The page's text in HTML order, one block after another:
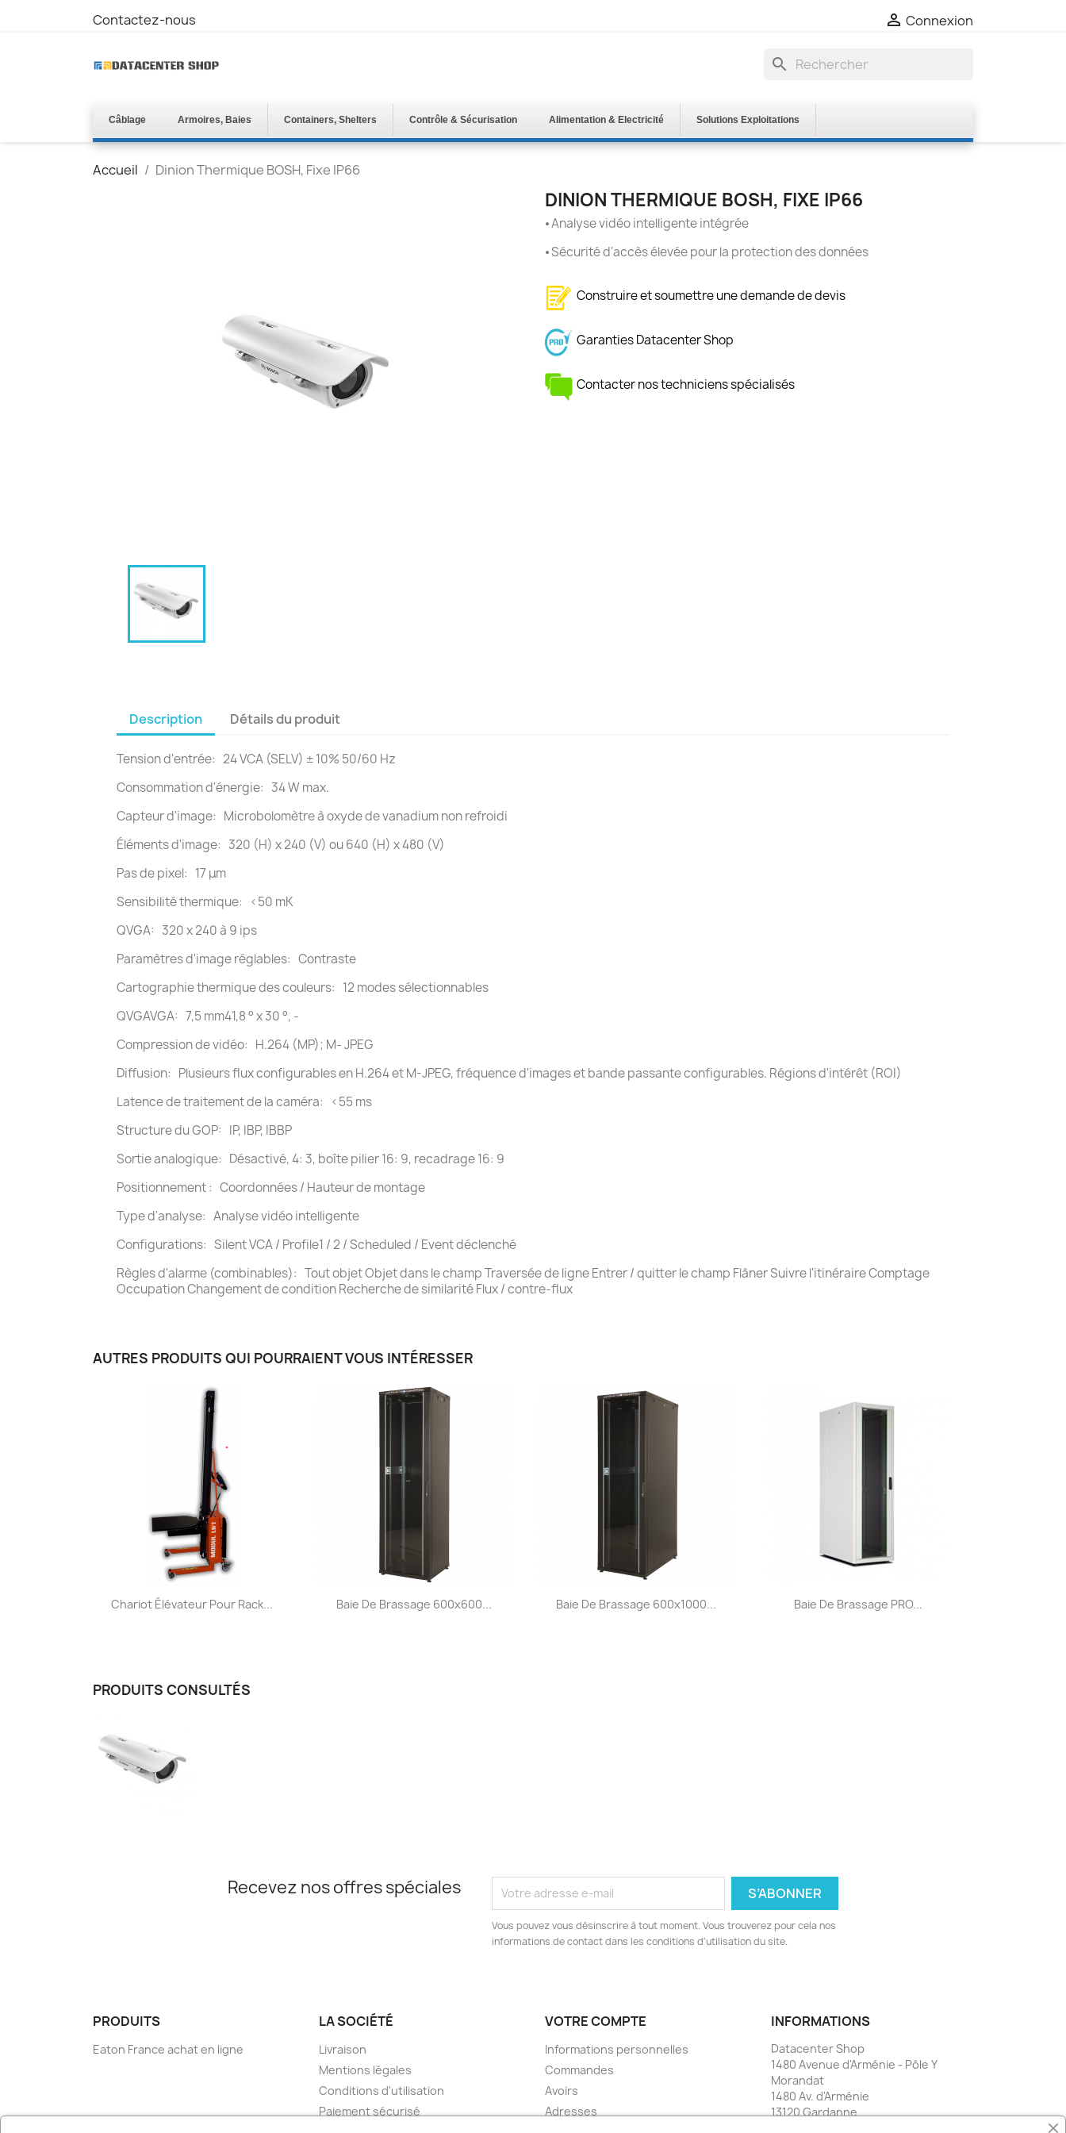
Contactez-nous  Connexion
search
Câblage Armoires, Baies Containers, Shelters Contrôle & Sécurisation Alimentation & Electricité Solutions Exploitations
Accueil Dinion Thermique BOSH, Fixe IP66
DINION THERMIQUE BOSH, FIXE IP66
⦁Analyse vidéo intelligente intégrée
⦁Sécurité d'accès élevée pour la protection des données
Construire et soumettre une demande de devis
Garanties Datacenter Shop
Contacter nos techniciens spécialisés
Description Détails du produit
Tension d'entrée: 24 VCA (SELV) ± 10% 50/60 Hz
Consommation d'énergie: 34 W max.
Capteur d'image: Microbolomètre à oxyde de vanadium non refroidi
Éléments d'image: 320 (H) x 240 (V) ou 640 (H) x 480 (V)
Pas de pixel: 17 μm
Sensibilité thermique: <50 mK
QVGA: 320 x 240 à 9 ips
Paramètres d'image réglables: Contraste
Cartographie thermique des couleurs: 12 modes sélectionnables
QVGAVGA: 7,5 mm41,8 ° x 30 °, -
Compression de vidéo: H.264 (MP); M- JPEG
Diffusion: Plusieurs flux configurables en H.264 et M-JPEG, fréquence d'images et bande passante configurables. Régions d'intérêt (ROI)
Latence de traitement de la caméra: <55 ms
Structure du GOP: IP, IBP, IBBP
Sortie analogique: Désactivé, 4: 3, boîte pilier 16: 9, recadrage 16: 9
Positionnement: Coordonnées / Hauteur de montage
Type d'analyse: Analyse vidéo intelligente
Configurations: Silent VCA / Profile1 / 2 / Scheduled / Event déclenché
Règles d'alarme (combinables): Tout objet Objet dans le champ Traversée de ligne Entrer / quitter le champ Flâner Suivre l'itinéraire Comptage
Occupation Changement de condition Recherche de similarité Flux / contre-flux
AUTRES PRODUITS QUI POURRAIENT VOUS INTÉRESSER
Aperçu rapide
Chariot Élévateur Pour Rack...  Aperçu rapide
Baie De Brassage 600x600... Aperçu rapide
Baie De Brassage 600x1000... Aperçu rapide
Baie De Brassage PRO...
PRODUITS CONSULTÉS
Recevez nos offres spéciales
Vous pouvez vous désinscrire à tout moment. Vous trouverez pour cela nos
informations de contact dans les conditions d'utilisation du site.
PRODUITS
Eaton France achat en ligne
LA SOCIÉTÉ
Livraison
Mentions légales
Conditions d'utilisation
Paiement sécurisé
VOTRE COMPTE
Informations personnelles
Commandes
Avoirs
Adresses
INFORMATIONS
Datacenter Shop
1480 Avenue d'Arménie - Pôle Y
Morandat
1480 Av. d'Arménie
13120 Gardanne